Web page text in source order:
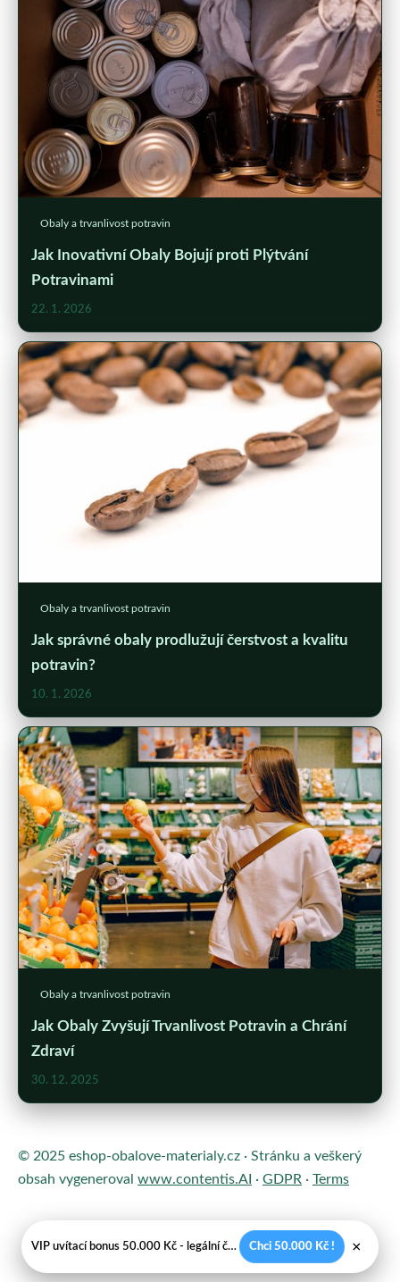
Obaly a trvanlivost potravin
Jak Inovativní Obaly Bojují proti Plýtvání
Potravinami
22. 1. 2026
Obaly a trvanlivost potravin
Jak správné obaly prodlužují čerstvost a kvalitu
potravin?
10. 1. 2026
Obaly a trvanlivost potravin
Jak Obaly Zvyšují Trvanlivost Potravin a Chrání
Zdraví
30. 12. 2025
© 2025 eshop-obalove-materialy.cz · Stránku a veškerý
obsah vygeneroval www.contentis.AI · GDPR · Terms
VIP uvítací bonus 50.000 Kč - legální české kasíno Chci 50.000 Kč ! ×